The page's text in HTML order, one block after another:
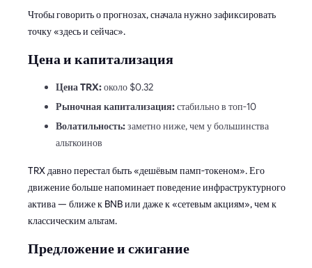
Чтобы говорить о прогнозах, сначала нужно зафиксировать
точку «здесь и сейчас».
Цена и капитализация
Цена TRX:около $0.32
Рыночная капитализация:стабильно в топ-10
Волатильность:заметно ниже, чем у большинства
альткоинов
TRX давно перестал быть «дешёвым памп-токеном». Его
движение больше напоминает поведение инфраструктурного
актива — ближе к BNB или даже к «сетевым акциям», чем к
классическим альтам.
Предложение и сжигание